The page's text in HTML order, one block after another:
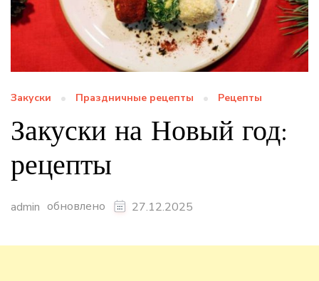
Закуски Праздничные рецепты Рецепты
Закуски на Новый год:
рецепты
admin обновлено 27.12.2025